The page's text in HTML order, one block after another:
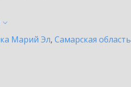
Марий Эл, Самарская область